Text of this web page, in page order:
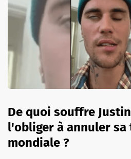
De quoi souffre
l'obliger à annuler sa
mondiale ?